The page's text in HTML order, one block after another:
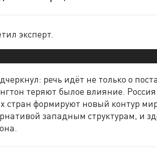
эксперт.
речь идёт не только о
теряют былое влияние.
стран формируют новый контур
западным структурам, и